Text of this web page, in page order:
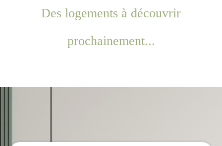
Des logements à découvrir
prochainement...